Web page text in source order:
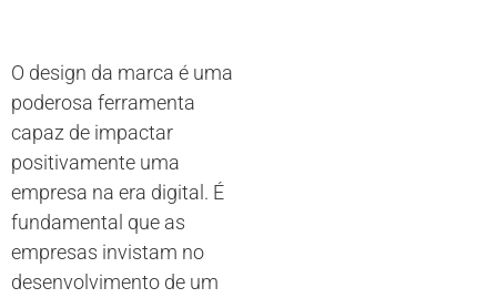
O design da marca é uma
poderosa ferramenta
capaz de impactar
positivamente uma
empresa na era digital. É
fundamental que as
empresas invistam no
desenvolvimento de um